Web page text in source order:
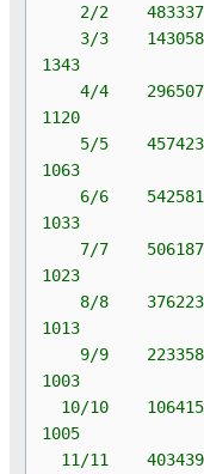
2/2
3/3
1343
4/4
1120
5/5
1063
6/6
1033
7/7
1023
8/8
1013
9/9
1003
10/10
1005
11/11